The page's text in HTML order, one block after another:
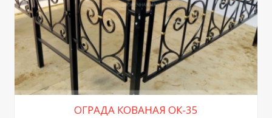
ОГРАДА КОВАНАЯ ОК-35